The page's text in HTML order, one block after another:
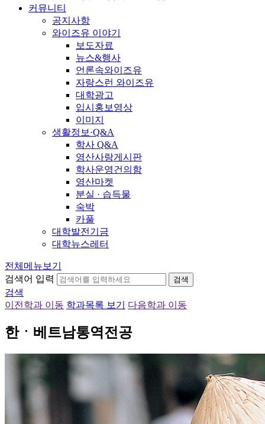
커뮤니티
공지사항
와이즈유 이야기
보도자료
뉴스&행사
언론속와이즈유
자랑스런 와이즈유
대학광고
입시홍보영상
이미지
생활정보·Q&A
학사 Q&A
영산사랑게시판
학사운영건의함
영산마켓
분실 · 습득물
숙박
카풀
대학발전기금
대학뉴스레터
전체메뉴보기
검색어 입력
검색
검색
이전학과 이동 학과목록 보기 다음학과 이동
한ㆍ베트남통역전공